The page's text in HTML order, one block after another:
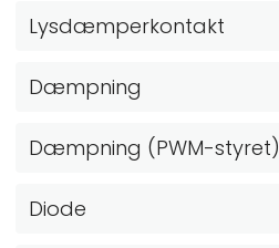
Lysdæmperkontakt
Dæmpning
Dæmpning (PWM-styret)
Diode